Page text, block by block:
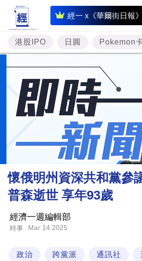
經一 x《華爾街日報》
即
時
財
經
專
題
投
資
樓
市
財
商
業
科
港股IPO 日圓 Pokemon
懷俄明州資深共和黨參
普森逝世 享年93歲
經濟一週編輯部
時事 Mar 14 2025
政治 跨黨派 通訊社